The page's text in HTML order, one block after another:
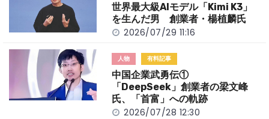
世界最大級AIモデル「Kimi K3」
を生んだ男 創業者・楊植麟氏
2026/07/29 11:16
人物 有料記事
中国企業武勇伝①
「DeepSeek」創業者の梁文峰
氏、「首富」への軌跡
2026/07/28 12:30